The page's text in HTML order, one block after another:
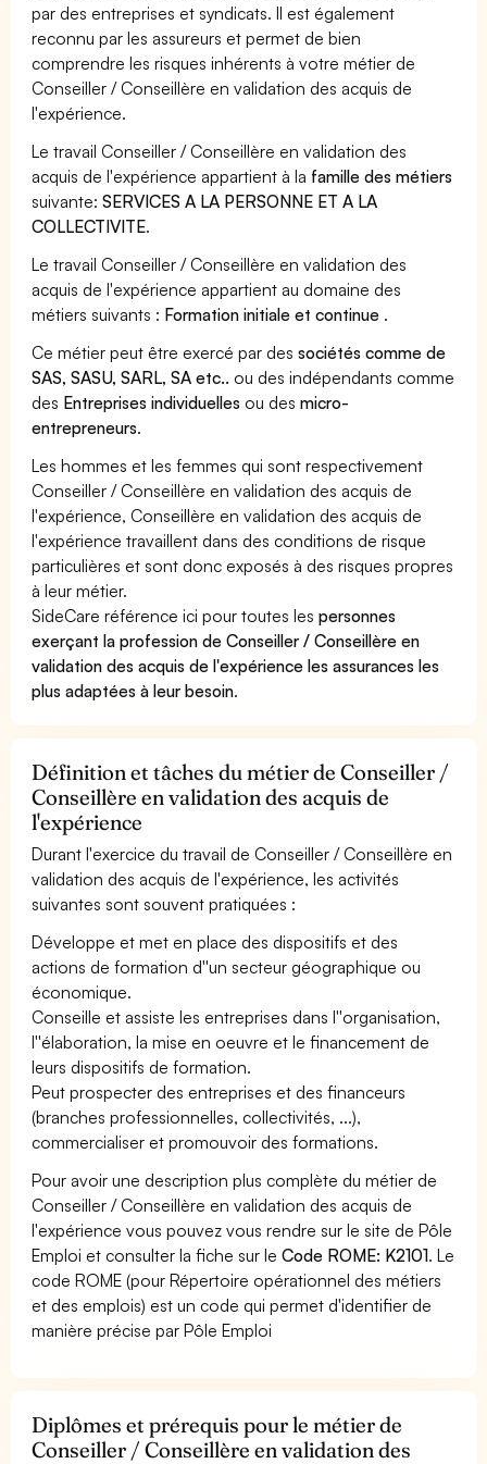
par des entreprises et syndicats. Il est également
reconnu par les assureurs et permet de bien
comprendre les risques inhérents à votre métier de
Conseiller / Conseillère en validation des acquis de
l'expérience.
Le travail Conseiller / Conseillère en validation des
acquis de l'expérience appartient à la famille des métiers
suivante:SERVICES A LA PERSONNE ET A LA
COLLECTIVITE.
Le travail Conseiller / Conseillère en validation des
acquis de l'expérience appartient au domaine des
métiers suivants : Formation initiale et continue .
Ce métier peut être exercé par dessociétés comme de
SAS, SASU, SARL, SA etc.. ou des indépendants comme
des Entreprises individuelles ou desmicro-
entrepreneurs.
Les hommes et les femmes qui sont respectivement
Conseiller / Conseillère en validation des acquis de
l'expérience, Conseillère en validation des acquis de
l'expérience travaillent dans des conditions de risque
particulières et sont donc exposés à des risques propres
à leur métier.
SideCare référence ici pour toutes lespersonnes
exerçant la profession de Conseiller / Conseillère en
validation des acquis de l'expérience les assurances les
plus adaptées à leur besoin.
Définition et tâches du métier de Conseiller /
Conseillère en validation des acquis de
l'expérience
Durant l'exercice du travail de Conseiller / Conseillère en
validation des acquis de l'expérience, les activités
suivantes sont souvent pratiquées :
Développe et met en place des dispositifs et des
actions de formation d''un secteur géographique ou
économique.
Conseille et assiste les entreprises dans l''organisation,
l''élaboration, la mise en oeuvre et le financement de
leurs dispositifs de formation.
Peut prospecter des entreprises et des financeurs
(branches professionnelles, collectivités, ...),
commercialiser et promouvoir des formations.
Pour avoir une description plus complète du métier de
Conseiller / Conseillère en validation des acquis de
l'expérience vous pouvez vous rendre sur le site de Pôle
Emploi et consulter la fiche sur leCode ROME: K2101. Le
code ROME (pour Répertoire opérationnel des métiers
et des emplois) est un code qui permet d'identifier de
manière précise par Pôle Emploi
Diplômes et prérequis pour le métier de
Conseiller / Conseillère en validation des